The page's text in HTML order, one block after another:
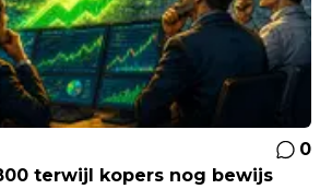
0
terwijl kopers nog bewijs